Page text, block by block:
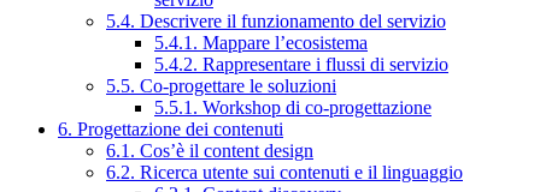
5.4. Descrivere il funzionamento del servizio
5.4.1. Mappare l’ecosistema
5.4.2. Rappresentare i flussi di servizio
5.5. Co-progettare le soluzioni
5.5.1. Workshop di co-progettazione
6. Progettazione dei contenuti
6.1. Cos’è il content design
6.2. Ricerca utente sui contenuti e il linguaggio